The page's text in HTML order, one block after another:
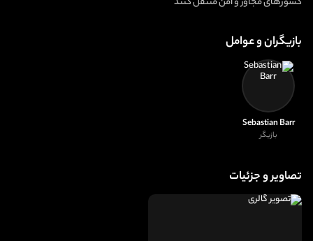
بازیگران و عوامل
Sebastian Barr
بازیگر
تصاویر و جزئیات